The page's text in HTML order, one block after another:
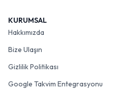
KURUMSAL
Hakkımızda
Bize Ulaşın
Gizlilik Politikası
Google Takvim Entegrasyonu